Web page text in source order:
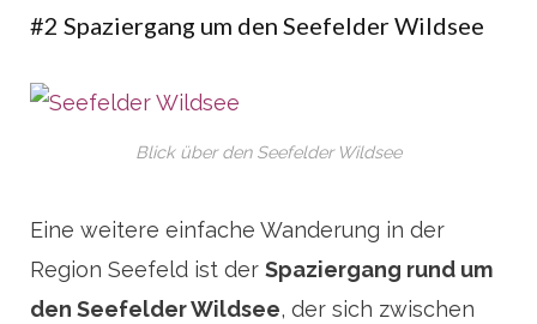
#2 Spaziergang um den Seefelder Wildsee
Blick über den Seefelder Wildsee
Eine weitere einfache Wanderung in der
Region Seefeld ist der Spaziergang rund um
den Seefelder Wildsee, der sich zwischen